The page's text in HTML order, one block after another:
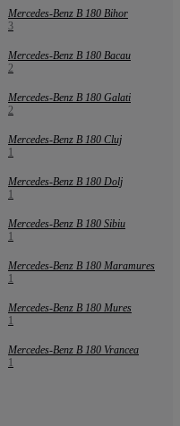
Mercedes-Benz B 180 Bihor
3
Mercedes-Benz B 180 Bacau
2
Mercedes-Benz B 180 Galati
2
Mercedes-Benz B 180 Cluj
1
Mercedes-Benz B 180 Dolj
1
Mercedes-Benz B 180 Sibiu
1
Mercedes-Benz B 180 Maramures
1
Mercedes-Benz B 180 Mures
1
Mercedes-Benz B 180 Vrancea
1